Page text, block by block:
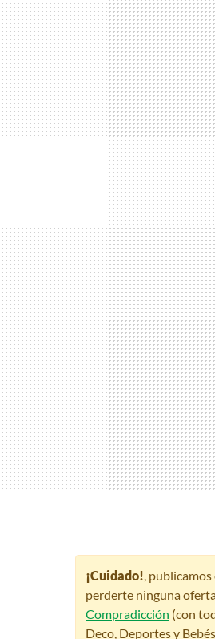
¡Cuidado! ,
perderte ninguna
Compradicción (con
Deco, Deportes y